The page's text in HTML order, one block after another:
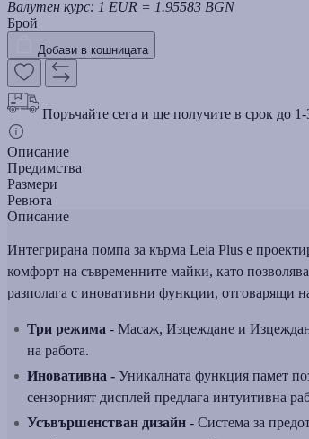
Валутен курс: 1 EUR = 1.95583 BGN
Брой
Добави в кошницата
Поръчайте сега и ще получите в срок до
Описание
Предимства
Размери
Ревюта
Описание
Интегрирана помпа за кърма Leia Plus е
комфорт на съвременните майки, като
разполага с иновативни функции, отговарящи
Три режима - Масаж, Изцеждане и
на работa.
Иновативна - Уникалната функция памет
сензорният дисплей предлага интуитивна
Усъвършенстван дизайн - Система за